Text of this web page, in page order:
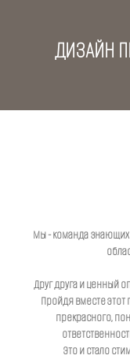
ДИЗАЙН
Мы - команда
Друг друга и ценный
Пройдя вместе этот
прекрасного,
Это и стало